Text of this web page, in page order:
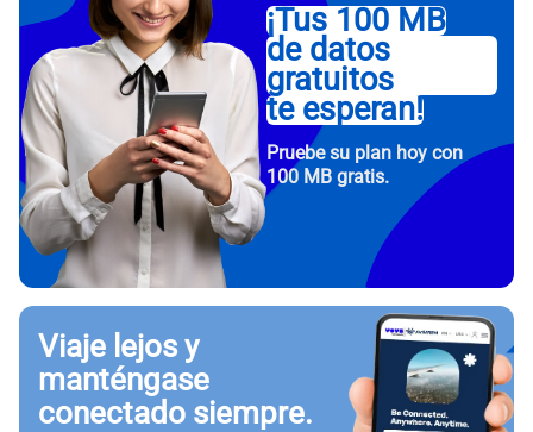
¡Tus 100 MB
de datos
gratuitos
te esperan!
Pruebe su plan hoy con
100 MB gratis.
Viaje lejos y
manténgase
conectado siempre.